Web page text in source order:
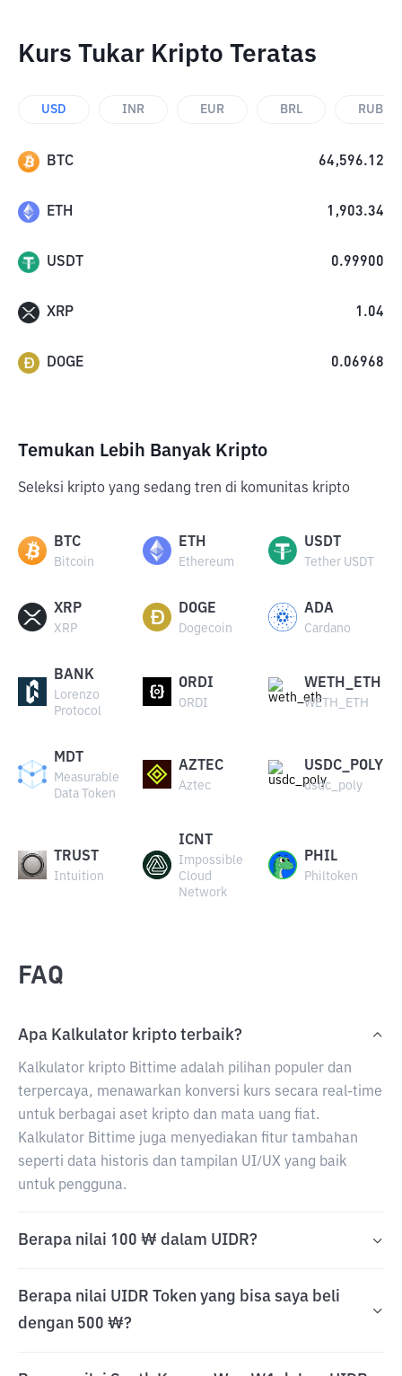
Kurs Tukar Kripto Teratas
USD INR EUR BRL RUB
BTC 64,596.12
ETH 1,903.34
USDT 0.99900
XRP 1.04
DOGE 0.06968
Temukan Lebih Banyak Kripto
Seleksi kripto yang sedang tren di komunitas kripto
BTC
Bitcoin
ETH
Ethereum
USDT
Tether USDT
XRP
XRP
DOGE
Dogecoin
ADA
Cardano
BANK
Lorenzo
Protocol
ORDI
ORDI
WETH_ETH
WETH_ETH
MDT
Measurable
Data Token
AZTEC
Aztec
USDC_POLY
usdc_poly
TRUST
Intuition
ICNT
Impossible
Cloud
Network
PHIL
Philtoken
FAQ
Apa Kalkulator kripto terbaik?
Kalkulator kripto Bittime adalah pilihan populer dan
terpercaya, menawarkan konversi kurs secara real-time
untuk berbagai aset kripto dan mata uang fiat.
Kalkulator Bittime juga menyediakan fitur tambahan
seperti data historis dan tampilan UI/UX yang baik
untuk pengguna.
Berapa nilai 100 ₩ dalam UIDR?
Berapa nilai UIDR Token yang bisa saya beli
dengan 500 ₩?